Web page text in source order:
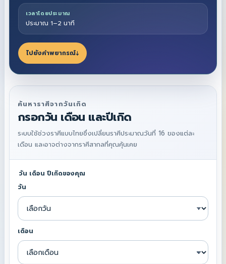
เวลาโดยประมาณ
ประมาณ 1–2 นาที
ไปยังคำพยากรณ์↓
ค้นหาราศีจากวันเกิด
กรอกวัน เดือน และปีเกิด
ระบบใช้ช่วงราศีแบบไทยซึ่งเปลี่ยนราศีประมาณวันที่ 16 ของแต่ละ
เดือน และอาจต่างจากราศีสากลที่คุณคุ้นเคย
วัน เดือน ปีเกิดของคุณ
วัน
เดือน